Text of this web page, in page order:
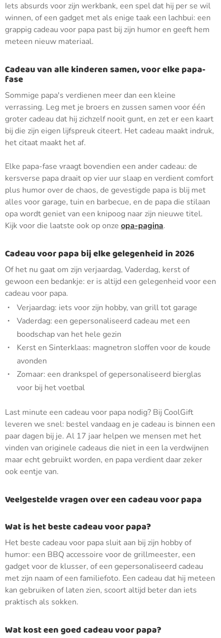
Iets absurds voor zijn werkbank, een spel dat hij per se wil
winnen, of een gadget met als enige taak een lachbui: een
grappig cadeau voor papa past bij zijn humor en geeft hem
meteen nieuw materiaal.
Cadeau van alle kinderen samen, voor elke papa-
fase
Sommige papa's verdienen meer dan een kleine
verrassing. Leg met je broers en zussen samen voor één
groter cadeau dat hij zichzelf nooit gunt, en zet er een kaart
bij die zijn eigen lijfspreuk citeert. Het cadeau maakt indruk,
het citaat maakt het af.
Elke papa-fase vraagt bovendien een ander cadeau: de
kersverse papa draait op vier uur slaap en verdient comfort
plus humor over de chaos, de gevestigde papa is blij met
alles voor garage, tuin en barbecue, en de papa die stilaan
opa wordt geniet van een knipoog naar zijn nieuwe titel.
Kijk voor die laatste ook op onze opa-pagina.
Cadeau voor papa bij elke gelegenheid in 2026
Of het nu gaat om zijn verjaardag, Vaderdag, kerst of
gewoon een bedankje: er is altijd een gelegenheid voor een
cadeau voor papa.
Verjaardag: iets voor zijn hobby, van grill tot garage
Vaderdag: een gepersonaliseerd cadeau met een
boodschap van het hele gezin
Kerst en Sinterklaas: magnetron sloffen voor de koude
avonden
Zomaar: een drankspel of gepersonaliseerd bierglas
voor bij het voetbal
Last minute een cadeau voor papa nodig? Bij CoolGift
leveren we snel: bestel vandaag en je cadeau is binnen een
paar dagen bij je. Al 17 jaar helpen we mensen met het
vinden van originele cadeaus die niet in een la verdwijnen
maar echt gebruikt worden, en papa verdient daar zeker
ook eentje van.
Veelgestelde vragen over een cadeau voor papa
Wat is het beste cadeau voor papa?
Het beste cadeau voor papa sluit aan bij zijn hobby of
humor: een BBQ accessoire voor de grillmeester, een
gadget voor de klusser, of een gepersonaliseerd cadeau
met zijn naam of een familiefoto. Een cadeau dat hij meteen
kan gebruiken of laten zien, scoort altijd beter dan iets
praktisch als sokken.
Wat kost een goed cadeau voor papa?